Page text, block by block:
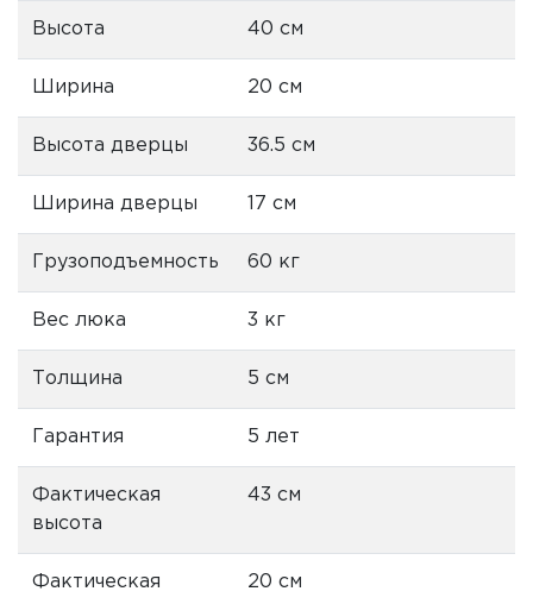
Высота 40 см
Ширина 20 см
Высота дверцы 36.5 см
Ширина дверцы 17 см
Грузоподъемность 60 кг
Вес люка 3 кг
Толщина 5 см
Гарантия 5 лет
Фактическая
высота
43 см
Фактическая
20 см